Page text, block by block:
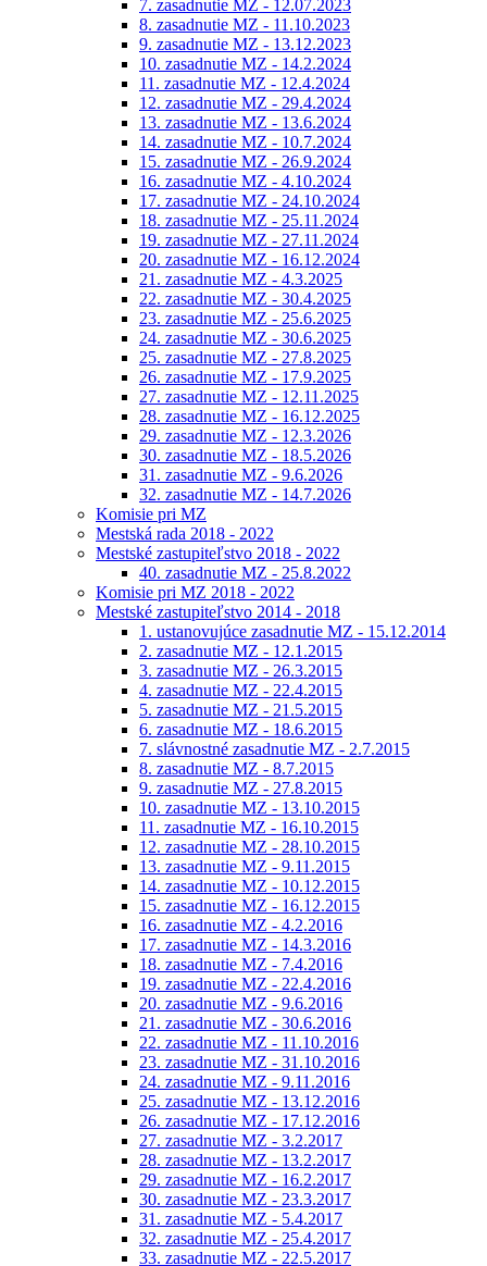
7. zasadnutie MZ - 12.07.2023
8. zasadnutie MZ - 11.10.2023
9. zasadnutie MZ - 13.12.2023
10. zasadnutie MZ - 14.2.2024
11. zasadnutie MZ - 12.4.2024
12. zasadnutie MZ - 29.4.2024
13. zasadnutie MZ - 13.6.2024
14. zasadnutie MZ - 10.7.2024
15. zasadnutie MZ - 26.9.2024
16. zasadnutie MZ - 4.10.2024
17. zasadnutie MZ - 24.10.2024
18. zasadnutie MZ - 25.11.2024
19. zasadnutie MZ - 27.11.2024
20. zasadnutie MZ - 16.12.2024
21. zasadnutie MZ - 4.3.2025
22. zasadnutie MZ - 30.4.2025
23. zasadnutie MZ - 25.6.2025
24. zasadnutie MZ - 30.6.2025
25. zasadnutie MZ - 27.8.2025
26. zasadnutie MZ - 17.9.2025
27. zasadnutie MZ - 12.11.2025
28. zasadnutie MZ - 16.12.2025
29. zasadnutie MZ - 12.3.2026
30. zasadnutie MZ - 18.5.2026
31. zasadnutie MZ - 9.6.2026
32. zasadnutie MZ - 14.7.2026
Komisie pri MZ
Mestská rada 2018 - 2022
Mestské zastupiteľstvo 2018 - 2022
40. zasadnutie MZ - 25.8.2022
Komisie pri MZ 2018 - 2022
Mestské zastupiteľstvo 2014 - 2018
1. ustanovujúce zasadnutie MZ - 15.12.2014
2. zasadnutie MZ - 12.1.2015
3. zasadnutie MZ - 26.3.2015
4. zasadnutie MZ - 22.4.2015
5. zasadnutie MZ - 21.5.2015
6. zasadnutie MZ - 18.6.2015
7. slávnostné zasadnutie MZ - 2.7.2015
8. zasadnutie MZ - 8.7.2015
9. zasadnutie MZ - 27.8.2015
10. zasadnutie MZ - 13.10.2015
11. zasadnutie MZ - 16.10.2015
12. zasadnutie MZ - 28.10.2015
13. zasadnutie MZ - 9.11.2015
14. zasadnutie MZ - 10.12.2015
15. zasadnutie MZ - 16.12.2015
16. zasadnutie MZ - 4.2.2016
17. zasadnutie MZ - 14.3.2016
18. zasadnutie MZ - 7.4.2016
19. zasadnutie MZ - 22.4.2016
20. zasadnutie MZ - 9.6.2016
21. zasadnutie MZ - 30.6.2016
22. zasadnutie MZ - 11.10.2016
23. zasadnutie MZ - 31.10.2016
24. zasadnutie MZ - 9.11.2016
25. zasadnutie MZ - 13.12.2016
26. zasadnutie MZ - 17.12.2016
27. zasadnutie MZ - 3.2.2017
28. zasadnutie MZ - 13.2.2017
29. zasadnutie MZ - 16.2.2017
30. zasadnutie MZ - 23.3.2017
31. zasadnutie MZ - 5.4.2017
32. zasadnutie MZ - 25.4.2017
33. zasadnutie MZ - 22.5.2017